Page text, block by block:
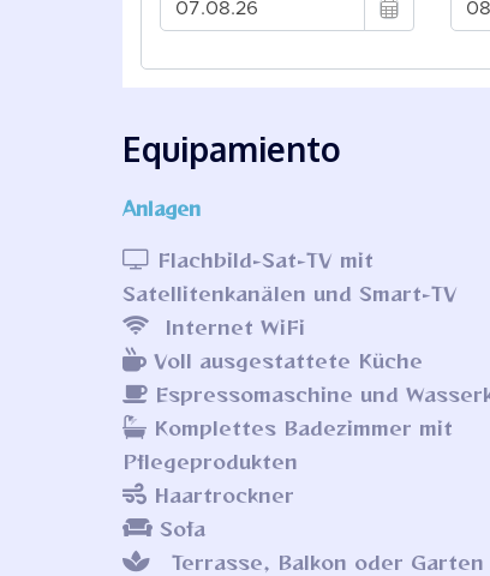
Equipamiento
Anlagen
Flachbild-Sat-TV mit
Satellitenkanälen und Smart-TV
Internet WiFi
Voll ausgestattete Küche
Espressomaschine und
Komplettes Badezimmer mit
Pflegeprodukten
Haartrockner
Sofa
Terrasse, Balkon oder